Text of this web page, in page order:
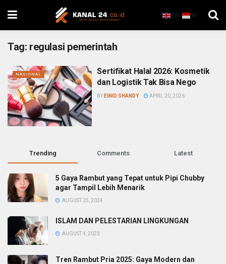
EN ID
Tag: regulasi pemerintah
NASIONAL
Sertifikat Halal 2026: Kosmetik
dan Logistik Tak Bisa Nego
BY EINID SHANDY APRIL 20, 2026
Trending Comments Latest
5 Gaya Rambut yang Tepat untuk Pipi Chubby
agar Tampil Lebih Menarik
AUGUST 25, 2024
ISLAM DAN PELESTARIAN LINGKUNGAN
AUGUST 4, 2023
Tren Rambut Pria 2025: Gaya Modern dan